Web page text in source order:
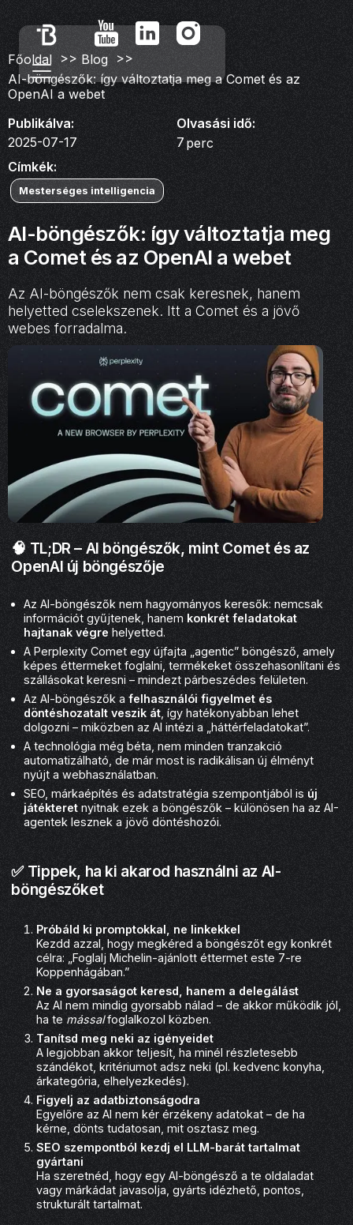
Főoldal >> Blog >>
AI-böngészők: így változtatja meg a Comet és az
OpenAI a webet
Publikálva:
2025-07-17
Olvasási idő:
7 perc
Címkék:
Mesterséges intelligencia
AI-böngészők: így változtatja meg
a Comet és az OpenAI a webet
Az AI-böngészők nem csak keresnek, hanem
helyetted cselekszenek. Itt a Comet és a jövő
webes forradalma.
🧠 TL;DR – AI böngészők, mint Comet és az
OpenAI új böngészője
Az AI-böngészők nem hagyományos keresők: nemcsak
információt gyűjtenek, hanem konkrét feladatokat
hajtanak végre helyetted.
A Perplexity Comet egy újfajta „agentic” böngésző, amely
képes éttermeket foglalni, termékeket összehasonlítani és
szállásokat keresni – mindezt párbeszédes felületen.
Az AI-böngészők afelhasználói figyelmet és
döntéshozatalt veszik át , így hatékonyabban lehet
dolgozni – miközben az AI intézi a „háttérfeladatokat”.
A technológia még béta, nem minden tranzakció
automatizálható, de már most is radikálisan új élményt
nyújt a webhasználatban.
SEO, márkaépítés és adatstratégia szempontjából is új
játékteret nyitnak ezek a böngészők – különösen ha az AI-
agentek lesznek a jövő döntéshozói.
✅ Tippek, ha ki akarod használni az AI-
böngészőket
Próbáld ki promptokkal, ne linkekkel
Kezdd azzal, hogy megkéred a böngészőt egy konkrét
célra: „Foglalj Michelin-ajánlott éttermet este 7-re
Koppenhágában.”
Ne a gyorsaságot keresd, hanem a delegálást
Az AI nem mindig gyorsabb nálad – de akkor működik jól,
ha te mássalfoglalkozol közben.
Tanítsd meg neki az igényeidet
A legjobban akkor teljesít, ha minél részletesebb
szándékot, kritériumot adsz neki (pl. kedvenc konyha,
árkategória, elhelyezkedés).
Figyelj az adatbiztonságodra
Egyelőre az AI nem kér érzékeny adatokat – de ha
kérne, dönts tudatosan, mit osztasz meg.
SEO szempontból kezdj el LLM-barát tartalmat
gyártani
Ha szeretnéd, hogy egy AI-böngésző a te oldaladat
vagy márkádat javasolja, gyárts idézhető, pontos,
strukturált tartalmat.